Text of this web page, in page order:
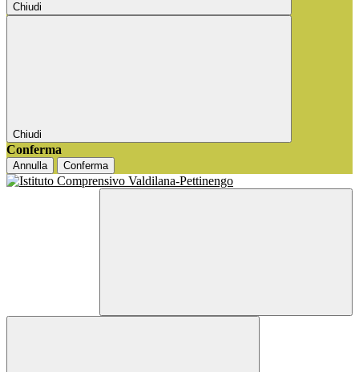
Chiudi
Chiudi
Conferma
Annulla Conferma